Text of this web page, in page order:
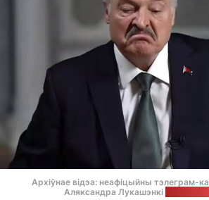
Архіўнае відэа: неафіцыйны тэлеграм-
Аляксандра Лукашэнкі